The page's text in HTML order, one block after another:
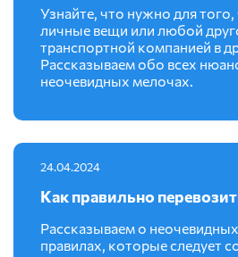
Узнайте, что нужно для
личные вещи или любой
транспортной компанией в
Рассказываем обо всех
неочевидных мелочах.
24.04.2024
Как правильно
Рассказываем о
правилах, которые следует